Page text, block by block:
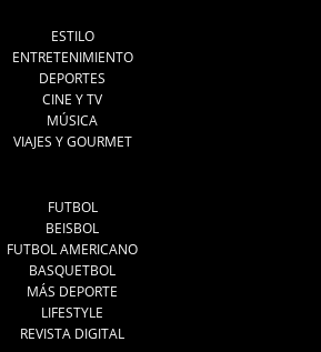
ESTILO
ENTRETENIMIENTO
DEPORTES
CINE Y TV
MÚSICA
VIAJES Y GOURMET
FUTBOL
BEISBOL
FUTBOL AMERICANO
BASQUETBOL
MÁS DEPORTE
LIFESTYLE
REVISTA DIGITAL